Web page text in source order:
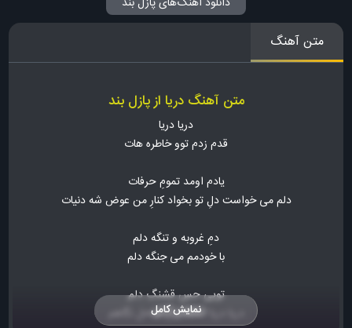
متن آهنگ
متن آهنگ دریا از پازل بند
دریا دریا
قدم زدم توو خاطره هات
یادم اومد تمومِ حرفات
دلم می خواست دلِ تو بخواد کنارِ من عوض شه دنیات
دمِ غروبه و تنگه دلم
با خودمم می جنگه دلم
تویی حسِ قشنگِ دلم
دریا دریا اشکه توی ساحلِ نگاهم
نمایش کامل